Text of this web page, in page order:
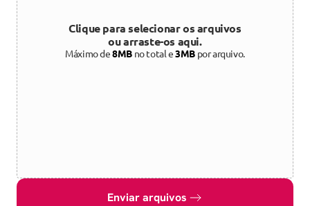
Clique para selecionar os arquivos
ou arraste-os aqui.
Máximo de8MBno total e3MB por arquivo.
Enviar arquivos